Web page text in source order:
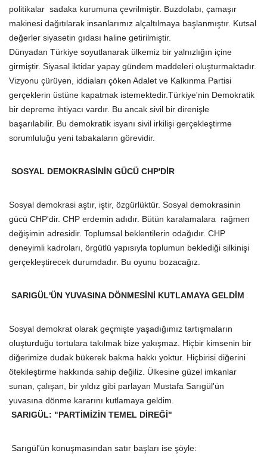
politikalar sadaka kurumuna çevrilmiştir. Buzdolabı, çamaşır
makinesi dağıtılarak insanlarımız alçaltılmaya başlanmıştır. Kutsal
değerler siyasetin gıdası haline getirilmiştir.
Dünyadan Türkiye soyutlanarak ülkemiz bir yalnızlığın içine
girmiştir. Siyasal iktidar yapay gündem maddeleri oluşturmaktadır.
Vizyonu çürüyen, iddiaları çöken Adalet ve Kalkınma Partisi
gerçeklerin üstüne kapatmak istemektedir.Türkiye'nin Demokratik
bir depreme ihtiyacı vardır. Bu ancak sivil bir direnişle
başarılabilir. Bu demokratik isyanı sivil irkilişi gerçekleştirme
sorumluluğu yeni tabakaların görevidir.
SOSYAL DEMOKRASİNİN GÜCÜ CHP'DİR
Sosyal demokrasi aştır, iştir, özgürlüktür. Sosyal demokrasinin
gücü CHP'dir. CHP erdemin adıdır. Bütün karalamalara rağmen
değişimin adresidir. Toplumsal beklentilerin odağıdır. CHP
deneyimli kadroları, örgütlü yapısıyla toplumun beklediği silkinişi
gerçekleştirecek durumdadır. Bu oyunu bozacağız.
SARIGÜL'ÜN YUVASINA DÖNMESİNİ KUTLAMAYA GELDİM
Sosyal demokrat olarak geçmişte yaşadığımız tartışmaların
oluşturduğu tortulara takılmak bize yakışmaz. Hiçbir kimsenin bir
diğerimize dudak bükerek bakma hakkı yoktur. Hiçbirisi diğerini
ötekileştirme hakkında sahip değiliz. Ülkesine güzel imkanlar
sunan, çalışan, bir yıldız gibi parlayan Mustafa Sarıgül'ün
yuvasına dönme kararını kutlamaya geldim.
SARIGÜL: "PARTİMİZİN TEMEL DİREĞİ"
Sarıgül'ün konuşmasından satır başları ise şöyle: